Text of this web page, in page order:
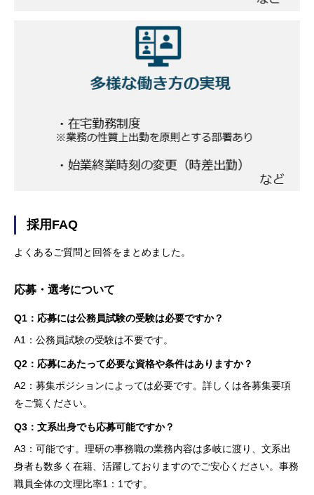
採用FAQ
よくあるご質問と回答をまとめました。
応募・選考について
Q1：応募には公務員試験の受験は必要ですか？
A1：公務員試験の受験は不要です。
Q2：応募にあたって必要な資格や条件はありますか？
A2：募集ポジションによっては必要です。詳しくは各募集要項
をご覧ください。
Q3：文系出身でも応募可能ですか？
A3：可能です。理研の事務職の業務内容は多岐に渡り、文系出
身者も数多く在籍、活躍しておりますのでご安心ください。事務
職員全体の文理比率1：1です。